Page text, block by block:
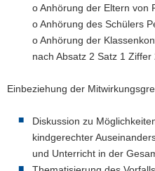
o Anhörung der Eltern von
o Anhörung des Schülers
o Anhörung der
nach Absatz 2 Satz 1 Ziffer
Einbeziehung der
Diskussion zu
kindgerechter
und Unterricht in der